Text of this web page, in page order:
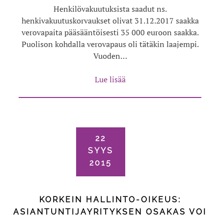
Henkilövakuutuksista saadut ns.
henkivakuutuskorvaukset olivat 31.12.2017 saakka
verovapaita pääsääntöisesti 35 000 euroon saakka.
Puolison kohdalla verovapaus oli tätäkin laajempi.
Vuoden…
Lue lisää
22
SYYS
2015
KORKEIN HALLINTO-OIKEUS:
ASIANTUNTIJAYRITYKSEN OSAKAS VOI